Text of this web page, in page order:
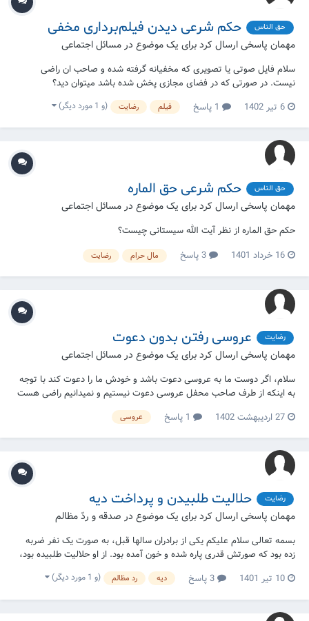
حق الناس حکم شرعی دیدن فیلم‌برداری مخفی
مهمان پاسخی ارسال کرد برای یک موضوع در مسائل اجتماعی
سلام فایل صوتی یا تصویری که مخفیانه گرفته شده و صاحب ان راضی
نیست. در صورتی که در فضای مجازی پخش شده باشد میتوان دید؟
6 تیر 1402
فیلم رضایت (و 1 مورد دیگر)
حق الناس حکم شرعی حق الماره
مهمان پاسخی ارسال کرد برای یک موضوع درمسائل اجتماعی
حکم حق الماره از نظر آیت الله سیستانی چیست؟
16 خرداد 1401
مال حرام رضایت
رضایت عروسی رفتن بدون دعوت
مهمان پاسخی ارسال کرد برای یک موضوع در مسائل اجتماعی
سلام، اگر دوست ما به عروسی دعوت باشد و خودش ما را دعوت کند با توجه
به اینکه از طرف صاحب محفل عروسی دعوت نیستیم و نمیدانیم راضی هست
27 اردیبهشت 1402 عروسی
رضایت حلالیت طلبیدن و پرداخت دیه
مهمان پاسخی ارسال کرد برای یک موضوع در صدقه و ردّ مظالم
بسمه تعالی سلام علیکم یکی از برادران سالها قبل، به صورت یک نفر ضربه
زده بود که صورتش قدری پاره شده و خون آمده بود. از او حلالیت طلبیده بود،
اینطور که به گفته بود که ببخش که تو را زده بودم، مرا حلال کن. او هم
بخشیده بود. ولی سوال اینجاست که آن شخص مضروب متدین نبوده و در باره
10 تیر 1401 دیه رد مظالم (و 1 مورد دیگر)